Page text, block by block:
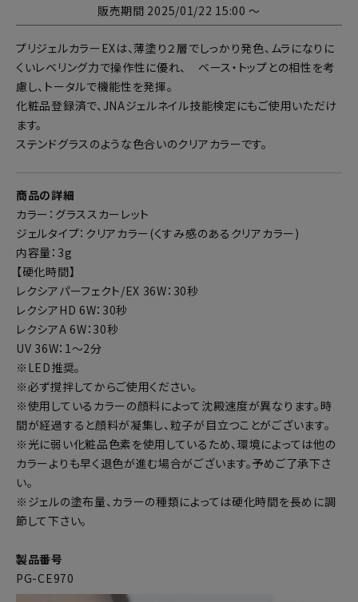
販売期間 2025/01/22 15:00 〜
プリジェルカラーEXは、薄塗り２層でしっかり発色、ムラになりに
くいレベリング力で操作性に優れ、 ベース・トップとの相性を考
慮し、トータルで機能性を発揮。
化粧品登録済で、JNAジェルネイル技能検定にもご使用いただけ
ます。
ステンドグラスのような色合いのクリアカラーです。
商品の詳細
カラー：グラススカーレット
ジェルタイプ：クリアカラー(くすみ感のあるクリアカラー)
内容量：3g
【硬化時間】
レクシアパーフェクト/EX 36W：30秒
レクシアHD 6W：30秒
レクシアA 6W：30秒
UV 36W：1～2分
※LED推奨。
※必ず撹拌してからご使用ください。
※使用しているカラーの顔料によって沈殿速度が異なります。時
間が経過すると顔料が凝集し、粒子が目立つことがございます。
※光に弱い化粧品色素を使用しているため、環境によっては他の
カラーよりも早く退色が進む場合がございます。予めご了承下さ
い。
※ジェルの塗布量、カラーの種類によっては硬化時間を長めに調
節して下さい。
製品番号
PG-CE970